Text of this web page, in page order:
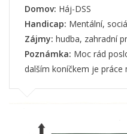
Domov: Háj-DSS
Handicap: Mentální,
Zájmy: hudba, zahradní
Poznámka: Moc rád
dalším koníčkem je práce